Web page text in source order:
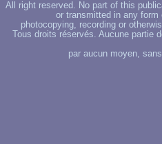
All right reserved. No part of this
or transmitted in any
photocopying, recording or
Tous droits réservés. Aucune
par aucun moyen,